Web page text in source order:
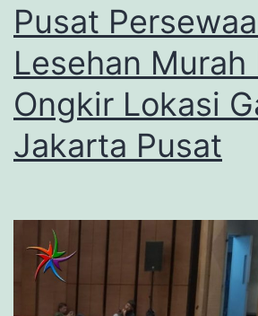
Pusat
Lesehan Murah
Ongkir Lokasi
Jakarta Pusat